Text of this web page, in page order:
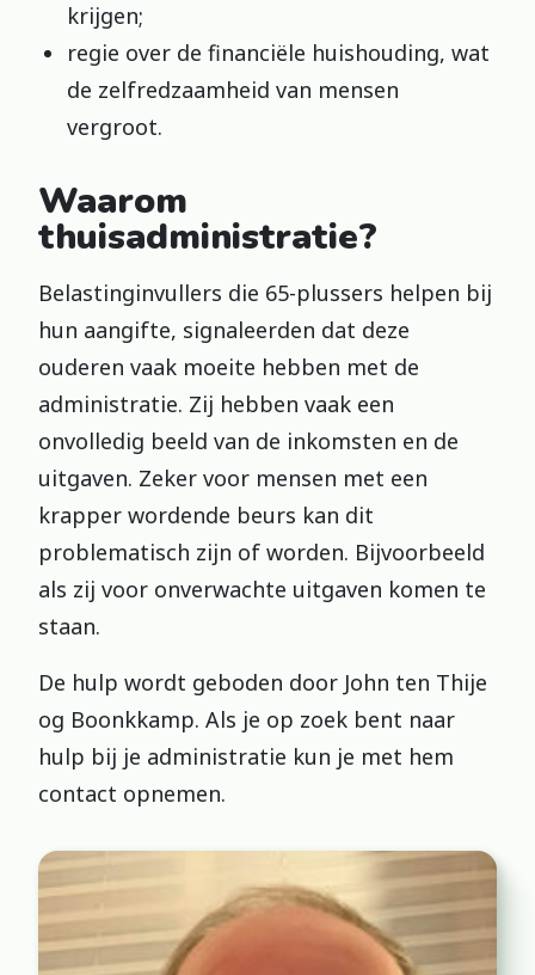
krijgen;
regie over de financiële huishouding, wat
de zelfredzaamheid van mensen
vergroot.
Waarom
thuisadministratie?
Belastinginvullers die 65-plussers helpen bij
hun aangifte, signaleerden dat deze
ouderen vaak moeite hebben met de
administratie. Zij hebben vaak een
onvolledig beeld van de inkomsten en de
uitgaven. Zeker voor mensen met een
krapper wordende beurs kan dit
problematisch zijn of worden. Bijvoorbeeld
als zij voor onverwachte uitgaven komen te
staan.
De hulp wordt geboden door John ten Thije
og Boonkkamp. Als je op zoek bent naar
hulp bij je administratie kun je met hem
contact opnemen.